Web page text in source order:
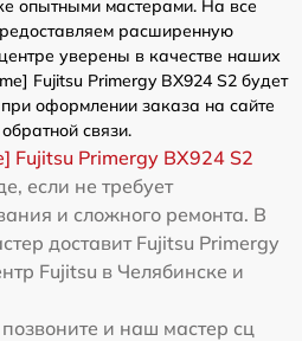
опытными мастерами. На все
расширенную
уверены в качестве наших
Fujitsu Primergy BX924 S2 будет
оформлении заказа на сайте
связи.
Fujitsu Primergy BX924 S2
если не требует
и сложного ремонта. В
доставит Fujitsu Primergy
Fujitsu в Челябинске и
и наш мастер сц